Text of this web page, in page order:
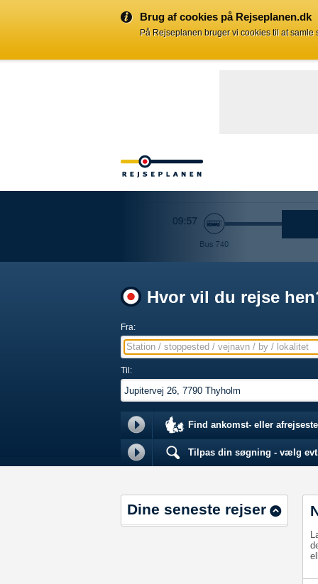
Brug af cookies på Rejseplanen.dk
På Rejseplanen bruger vi cookies til at
Hvor vil du rejse
Fra:
Station / stoppested / vejnavn / by / lokalitet
Til:
Find ankomst- eller
Tilpas din søgning - vælg
Dine seneste rejser